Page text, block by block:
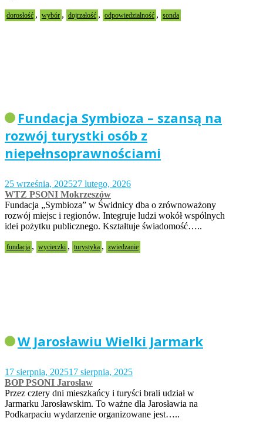
dorosłość , wybór , dojrzałość , odpowiedzialność , sonda
Fundacja Symbioza – szansą na
rozwój turystki osób z
niepełnsoprawnościami
25 września, 202527 lutego, 2026
WTZ PSONI Mokrzeszów
Fundacja „Symbioza” w Świdnicy dba o zrównoważony
rozwój miejsc i regionów. Integruje ludzi wokół wspólnych
idei pożytku publicznego. Kształtuje świadomość…..
fundacja , wycieczki , turystyka , zwiedzanie
W Jarosławiu Wielki Jarmark
17 sierpnia, 202517 sierpnia, 2025
BOP PSONI Jarosław
Przez cztery dni mieszkańcy i turyści brali udział w
Jarmarku Jarosławskim. To ważne dla Jarosławia na
Podkarpaciu wydarzenie organizowane jest…..